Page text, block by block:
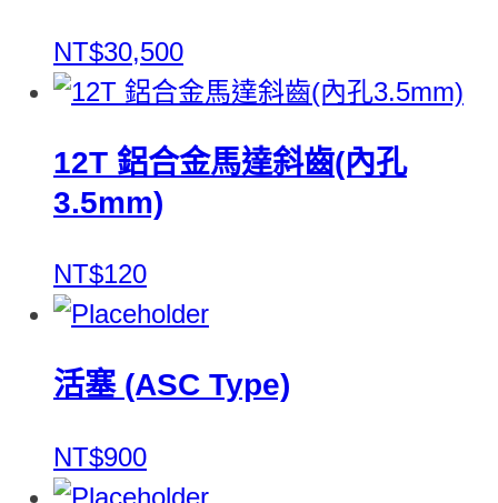
NT$30,500
12T 鋁合金馬達斜齒(內孔
3.5mm)
NT$120
活塞 (ASC Type)
NT$900